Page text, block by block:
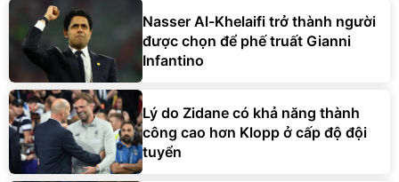
Nasser Al-Khelaifi trở thành người
được chọn để phế truất Gianni
Infantino
Lý do Zidane có khả năng thành
công cao hơn Klopp ở cấp độ đội
tuyển